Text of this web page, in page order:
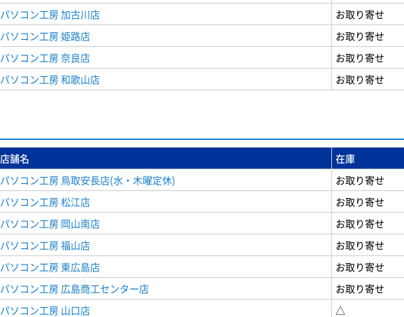
パソコン工房 加古川店
お取り寄せ
パソコン工房 姫路店
お取り寄せ
パソコン工房 奈良店
お取り寄せ
パソコン工房 和歌山店 お取り寄せ
店舗名
在庫
パソコン工房 鳥取安長店(水・木曜定休)
お取り寄せ
パソコン工房 松江店
お取り寄せ
パソコン工房 岡山南店
お取り寄せ
パソコン工房 福山店
お取り寄せ
パソコン工房 東広島店
お取り寄せ
パソコン工房 広島商工センター店
お取り寄せ
パソコン工房 山口店 △